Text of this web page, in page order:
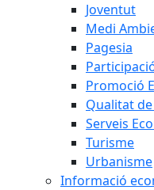
Joventut
Medi
Pagesia
Promoció
Qualitat
Serveis
Turisme
Urbanisme
Informació